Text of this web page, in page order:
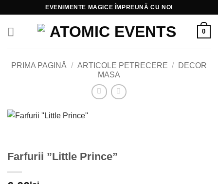
content
EVENIMENTE MAGICE ÎMPREUNĂ CU NOI
0
PRIMA PAGINĂ / ARTICOLE PETRECERE /
DECOR
MASA
Farfurii ”Little Prince”